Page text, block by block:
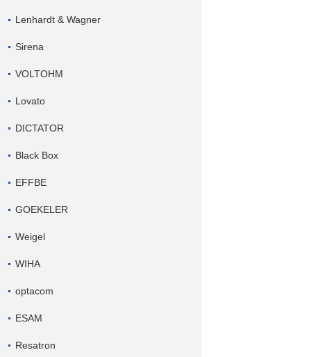
Lenhardt & Wagner
Sirena
VOLTOHM
Lovato
DICTATOR
Black Box
EFFBE
GOEKELER
Weigel
WIHA
optacom
ESAM
Resatron